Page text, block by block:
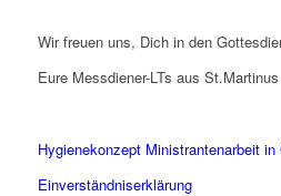
Wir freuen uns, Dich in den
Eure Messdiener-LTs aus
Hygienekonzept Ministrantenarbeit in
Einverständniserklärung